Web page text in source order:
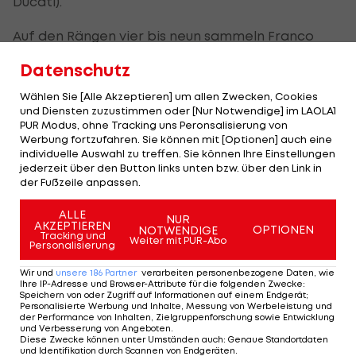
Auf den Rängen vier bis neun sammeln Franco
(Aprilia),Brad Binder
(VR46-Ducati), Alex Marquez (Gresini-Ducati) und
Aleix Espargaro (Aprilia) ebenfalls Punkte.
In der Weltmeisterschaft schrumpft Martins
Vorsprung zu Bagnaia auf 27 Zähler, Marquez hat
32 Punkte Rückstand. Bastianini auf dem vierten
Platz fehlen bereits 61 Punkte zum WM-Führenden.
Pedro Acosta liegt noch vorBrad Binder
Rang sechs.
Martin startet von der Pole, Bagnaia
wurde rückversetzt
Datenschutz
Wählen Sie [Alle Akzeptieren] um allen Zwecken, Cookies
und Diensten zuzustimmen oder [Nur Notwendige] im LAOLA1
PUR Modus, ohne Tracking uns Peronsalisierung von
Werbung fortzufahren. Sie können mit [Optionen] auch eine
individuelle Auswahl zu treffen. Sie können Ihre Einstellungen
jederzeit über den Button links unten bzw. über den Link in
der Fußzeile anpassen.
ALLE
AKZEPTIEREN
Tracking und
Personalisierung
NUR
NOTWENDIGE
Weiter mit PUR-Abo
OPTIONEN
Wir und unsere 186 Partner verarbeiten personenbezogene Daten, wie
Ihre IP-Adresse und Browser-Attribute für die folgenden Zwecke:
Speichern von oder Zugriff auf Informationen auf einem Endgerät;
Personalisierte Werbung und Inhalte, Messung von Werbeleistung und
der Performance von Inhalten, Zielgruppenforschung sowie Entwicklung
und Verbesserung von Angeboten
Diese Zwecke können unter Umständen auch: Genaue Standortdaten
und Identifikation durch Scannen von Endgeräten